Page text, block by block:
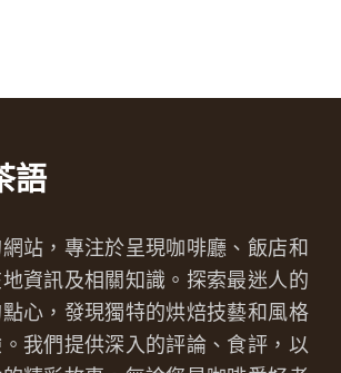
語
站，專注於呈現咖啡廳、飯店和
地資訊及相關知識。探索最迷人的
心，發現獨特的烘焙技藝和風格
我們提供深入的評論、食評，以